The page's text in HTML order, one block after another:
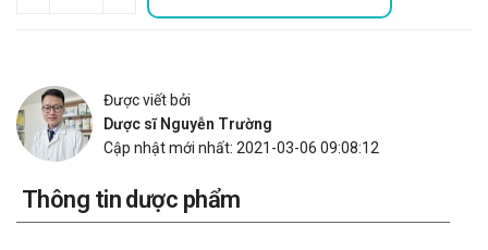
Được viết bởi
Dược sĩ Nguyễn Trường
Cập nhật mới nhất: 2021-03-06 09:08:12
Thông tin dược phẩm